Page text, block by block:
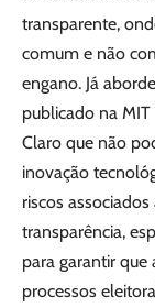
transparente,
comum e não
engano. Já
publicado na
Claro que não
inovação
riscos
transparência,
para garantir que
processos